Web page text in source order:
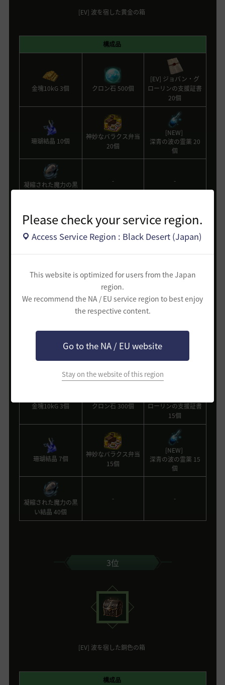
Please check your service region.
Access Service Region : Black Desert (Japan)
This website is optimized for users from the Japan
region.
We recommend the NA / EU service region to best enjoy
the respective content.
Go to the NA / EU website
Stay on the website of this region
[EV] 波を宿した黄金の箱
構成品
金塊10kG 3個 クロン石 500個
[EV] ジョバン・グ
ローリンの支援証書
20個
珊瑚結晶 10個
神妙なバラクス弁当
20個
[NEW]
深青の波の霊薬 20
個
凝縮された魔力の黒
- -
[EV] 波を宿した銀色の箱
構成品
金塊10kG 3個 クロン石 300個
ローリンの支援証書
15個
珊瑚結晶 7個
神妙なバラクス弁当
15個
[NEW]
深青の波の霊薬 15
個
凝縮された魔力の黒
い結晶 40個
- -
3位
[EV] 波を宿した銅色の箱
構成品